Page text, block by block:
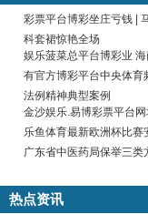
彩票平台博彩坐庄亏钱 |
科套裙惊艳全场
娱乐菠菜总平台博彩业
有官方博彩平台中央体
法例精神典型案例
金沙娱乐.易博彩票平台
乐鱼体育最新欧洲杯比赛
广东省中医药局保举三类
热点资讯